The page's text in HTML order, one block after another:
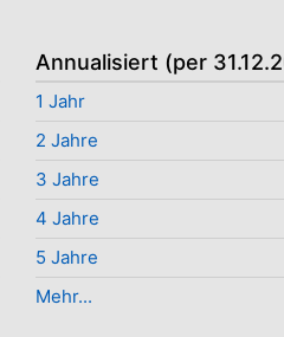
Annualisiert (per
1 Jahr
2 Jahre
3 Jahre
4 Jahre
5 Jahre
Mehr...